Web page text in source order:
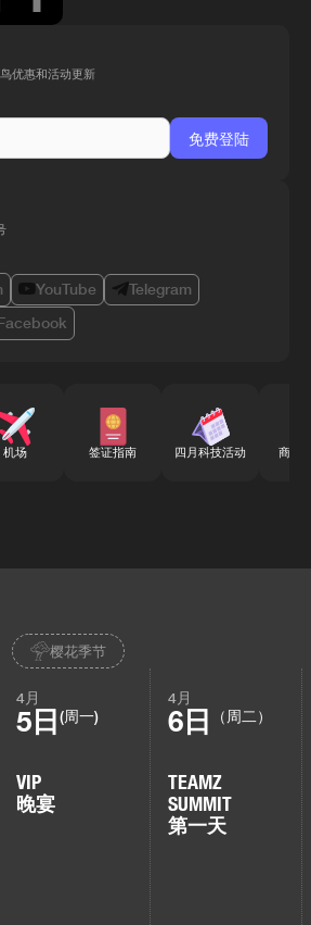
优惠和活动更新
YouTube
Telegram
机场 签证指南 四月科技活动 商务
樱花季节
4月
5日 (周一)
VIP
晚宴
4月
6日 （周二）
TEAMZ
SUMMIT
第一天